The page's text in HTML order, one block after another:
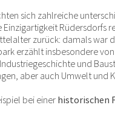
sich zahlreiche
Rüdersdorfs
zurück: damals war
erzählt insbesondere
und
aber auch Umwelt und
bei einer historischen